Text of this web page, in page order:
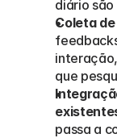
diário
Coleta
que
passa a